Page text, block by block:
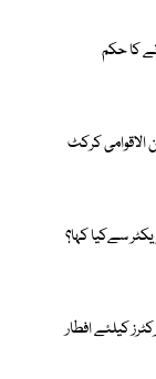
کا حکم
الاقوامی کرکٹ
سےکیا کہا؟
کیلئے افطار